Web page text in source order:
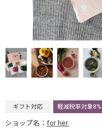
ギフト対応 軽減税率対象8%
ショップ名： for her.